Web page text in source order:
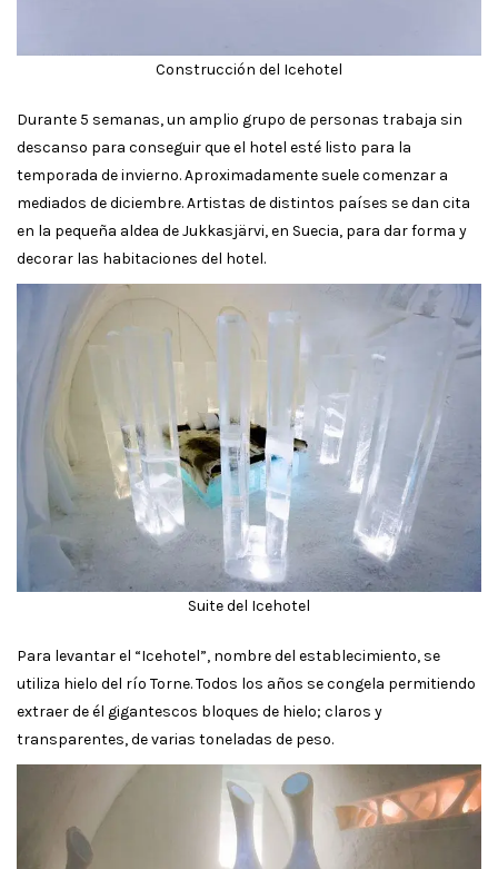
Construcción del Icehotel
Durante 5 semanas, un amplio grupo de personas trabaja sin
descanso para conseguir que el hotel esté listo para la
temporada de invierno. Aproximadamente suele comenzar a
mediados de diciembre. Artistas de distintos países se dan cita
en la pequeña aldea de Jukkasjärvi, en Suecia, para dar forma y
decorar las habitaciones del hotel.
Suite del Icehotel
Para levantar el “Icehotel”, nombre del establecimiento, se
utiliza hielo del río Torne. Todos los años se congela permitiendo
extraer de él gigantescos bloques de hielo; claros y
transparentes, de varias toneladas de peso.